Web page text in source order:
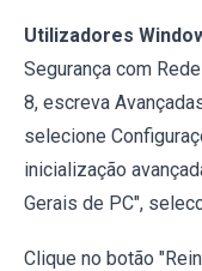
Utilizadores
Segurança com
8, escreva
selecione
inicialização
Gerais de PC",
Clique no botão